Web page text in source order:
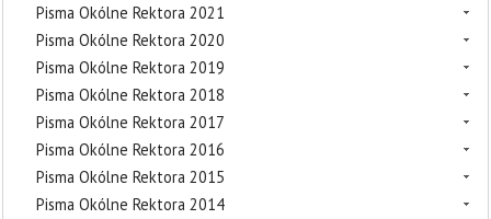
Pisma Okólne Rektora 2021
Pisma Okólne Rektora 2020
Pisma Okólne Rektora 2019
Pisma Okólne Rektora 2018
Pisma Okólne Rektora 2017
Pisma Okólne Rektora 2016
Pisma Okólne Rektora 2015
Pisma Okólne Rektora 2014